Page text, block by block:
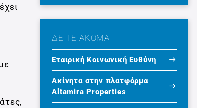
ΔΕΙΤΕ ΑΚΟΜΑ
Εταιρική Κοινωνική Ευθύνη
Ακίνητα στην πλατφόρμα
Altamira Properties